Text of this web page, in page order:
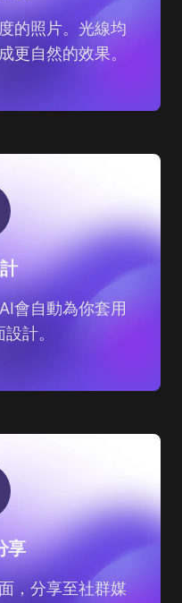
的照片。光線均
更自然的效果。
會自動為你套用
計。
享
，分享至社群媒